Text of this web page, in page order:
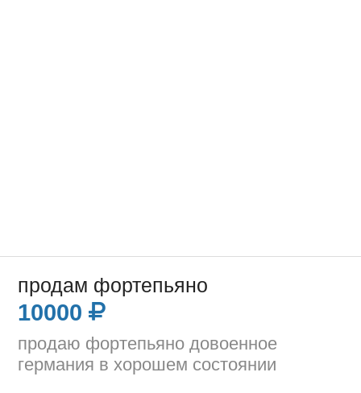
продам фортепьяно
10000
продаю фортепьяно довоенное
германия в хорошем состоянии